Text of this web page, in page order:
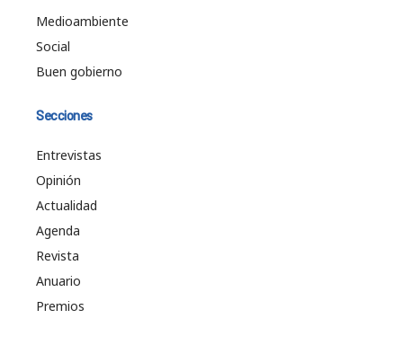
Medioambiente
Social
Buen gobierno
Secciones
Entrevistas
Opinión
Actualidad
Agenda
Revista
Anuario
Premios